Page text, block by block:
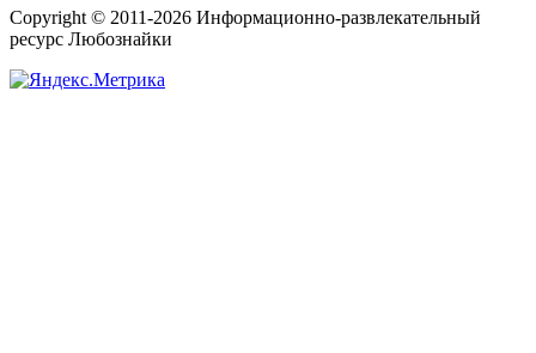
Copyright © 2011-2026 Информационно-развлекательный
ресурс Любознайки